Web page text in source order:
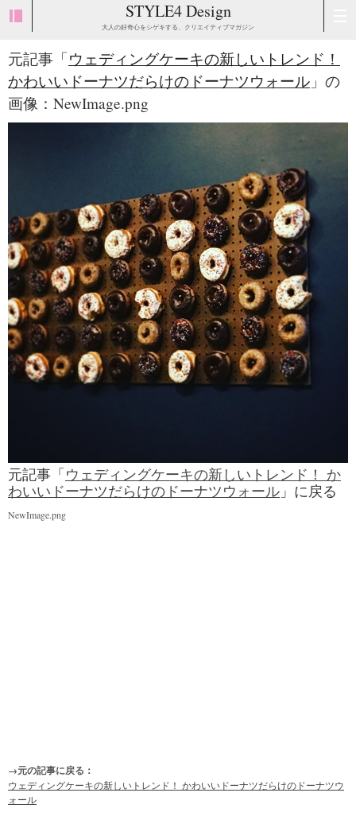
STYLE4 Design
大人の好奇心をシゲキする、クリエイティブマガジン
元記事「ウェディングケーキの新しいトレンド！
かわいいドーナツだらけのドーナツウォール 」の
画像：NewImage.png
元記事「ウェディングケーキの新しいトレンド！ か
わいいドーナツだらけのドーナツウォール 」に戻る
NewImage.png
→元の記事に戻る：
ウェディングケーキの新しいトレンド！ かわいいドーナツだらけのドーナツウ
ォール